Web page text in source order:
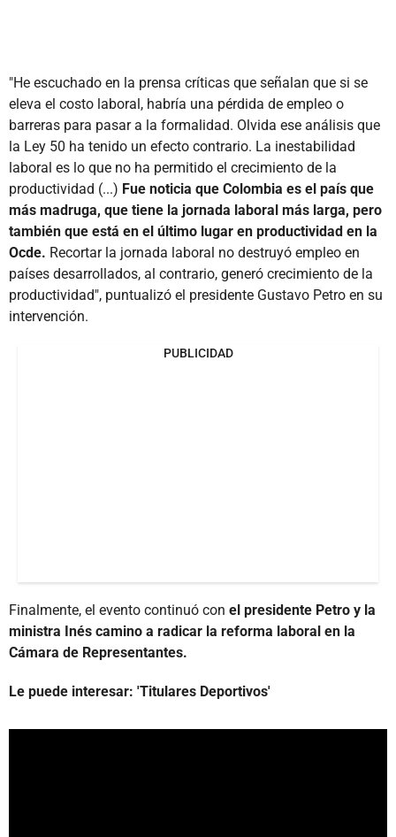
"He escuchado en la prensa críticas que señalan que si se
eleva el costo laboral, habría una pérdida de empleo o
barreras para pasar a la formalidad. Olvida ese análisis que
la Ley 50 ha tenido un efecto contrario. La inestabilidad
laboral es lo que no ha permitido el crecimiento de la
productividad (...) Fue noticia que Colombia es el país que
más madruga, que tiene la jornada laboral más larga, pero
también que está en el último lugar en productividad en la
Ocde. Recortar la jornada laboral no destruyó empleo en
países desarrollados, al contrario, generó crecimiento de la
productividad", puntualizó el presidente Gustavo Petro en su
intervención.
PUBLICIDAD
Finalmente, el evento continuó con el presidente Petro y la
ministra Inés camino a radicar la reforma laboral en la
Cámara de Representantes.
Le puede interesar: 'Titulares Deportivos'